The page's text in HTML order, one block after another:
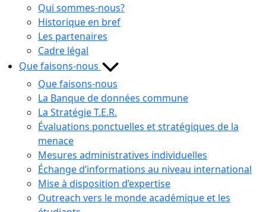
Qui sommes-nous?
Historique en bref
Les partenaires
Cadre légal
Que faisons-nous
Que faisons-nous
La Banque de données commune
La Stratégie T.E.R.
Évaluations ponctuelles et stratégiques de la
menace
Mesures administratives individuelles
Échange d’informations au niveau international
Mise à disposition d’expertise
Outreach vers le monde académique et les